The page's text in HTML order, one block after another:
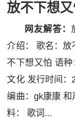
放不下想
网友解答：
介绍： 歌名：放
不下想又怕 语
文化 发行时间：
编曲：gk康康
料： 歌词...